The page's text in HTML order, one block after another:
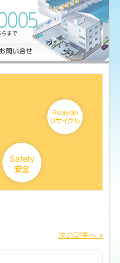
次の記事へ »